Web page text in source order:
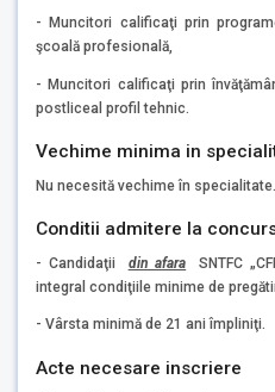
- Muncitori calificaţi prin
şcoală profesională,
- Muncitori calificaţi prin
postliceal profil tehnic.
Vechime minima in
Nu necesită vechime în specialitate.
Conditii admitere la
- Candidaţii din afara
SNTFC
integral condiţiile minime de
- Vârsta minimă de 21 ani împliniţi.
Acte necesare inscriere